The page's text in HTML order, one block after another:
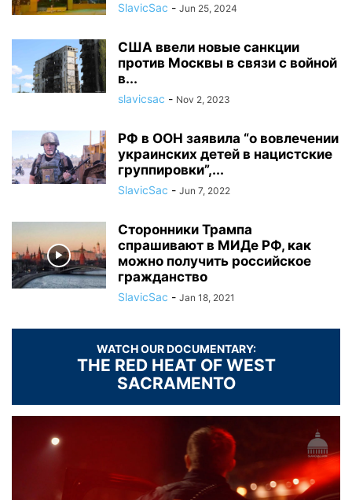
SlavicSac - Jun 25, 2024
США ввели новые санкции
против Москвы в связи с войной
в...
slavicsac - Nov 2, 2023
РФ в ООН заявила “о вовлечении
украинских детей в нацистские
группировки”,...
SlavicSac - Jun 7, 2022
Сторонники Трампа
спрашивают в МИДе РФ, как
можно получить российское
гражданство
SlavicSac - Jan 18, 2021
WATCH OUR DOCUMENTARY:
THE RED HEAT OF WEST
SACRAMENTO